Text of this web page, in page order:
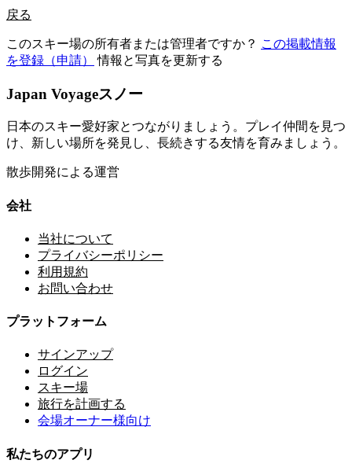
戻る
このスキー場の所有者または管理者ですか？ この掲載情報
を登録（申請）
情報と写真を更新する
Japan Voyageスノー
日本のスキー愛好家とつながりましょう。プレイ仲間を見つ
け、新しい場所を発見し、長続きする友情を育みましょう。
散歩開発による運営
会社
当社について
プライバシーポリシー
利用規約
お問い合わせ
プラットフォーム
サインアップ
ログイン
スキー場
旅行を計画する
会場オーナー様向け
私たちのアプリ